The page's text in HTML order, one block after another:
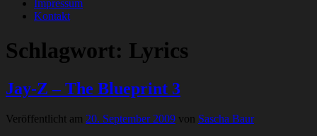
Impressum
Kontakt
Schlagwort: Lyrics
Jay-Z – The Blueprint 3
Veröffentlicht am 20. September 2009 von Sascha Baur